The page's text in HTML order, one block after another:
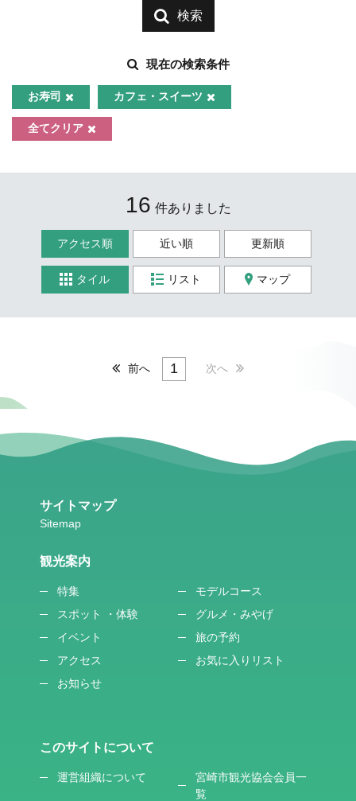
検索
現在の検索条件
お寿司 カフェ・スイーツ
全てクリア
16 件ありました
アクセス順 近い順 更新順
タイル リスト マップ
前へ 1 次へ
サイトマップ
観光案内
特集
モデルコース
スポット ・体験
グルメ・みやげ
イベント
旅の予約
アクセス
お気に入りリスト
お知らせ
このサイトについて
運営組織について
宮崎市観光協会会員一
覧